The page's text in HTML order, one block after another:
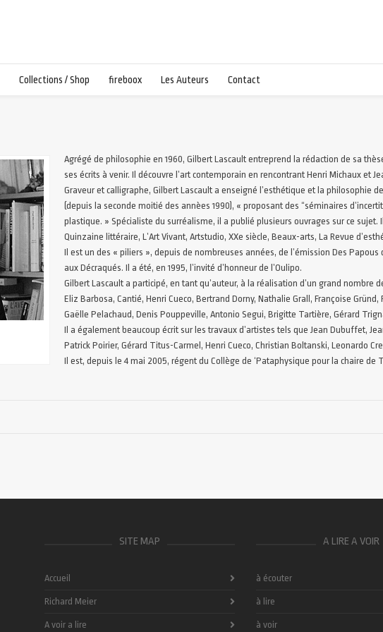
Collections / Shop fireboox Les Auteurs Contact
Agrégé de philosophie en 1960, Gilbert Lascault entreprend la rédaction de sa
ses écrits à venir. Il découvre l’art contemporain en rencontrant Henri Michaux et
Graveur et calligraphe, Gilbert Lascault a enseigné l’esthétique et la philosophie
(depuis la seconde moitié des annèes 1990), « proposant des “séminaires
plastique. » Spécialiste du surréalisme, il a publié plusieurs ouvrages sur ce
Quinzaine littéraire, L’Art Vivant, Artstudio, XXe siècle, Beaux-arts, La Revue
Il est un des « piliers », depuis de nombreuses années, de l’émission Des
aux Décraqués. Il a été, en 1995, l’invité d’honneur de l’Oulipo.
Gilbert Lascault a participé, en tant qu’auteur, à la réalisation d’un grand nombre
Eliz Barbosa, Cantié, Henri Cueco, Bertrand Dorny, Nathalie Grall, Françoise
Gaëlle Pelachaud, Denis Pouppeville, Antonio Segui, Brigitte Tartière, Gérard
Il a également beaucoup écrit sur les travaux d’artistes tels que Jean Dubuffet,
Patrick Poirier, Gérard Titus-Carmel, Henri Cueco, Christian Boltanski, Leonardo
Il est, depuis le 4 mai 2005, régent du Collège de ‘Pataphysique pour la chaire de
SITE MAP
Accueil
Richard Meier
A voir a lire
A LIRE A VOIR
à écouter
à lire
à voir